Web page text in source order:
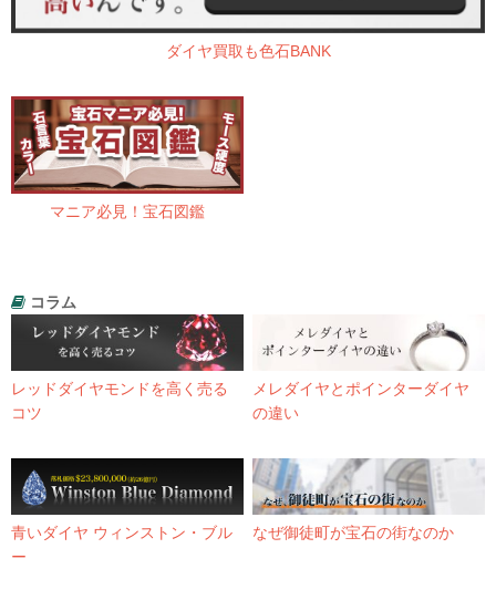
ダイヤ買取も色石BANK
マニア必見！宝石図鑑
コラム
レッドダイヤモンドを高く売る
コツ
メレダイヤとポインターダイヤ
の違い
青いダイヤ ウィンストン・ブル
ー
なぜ御徒町が宝石の街なのか